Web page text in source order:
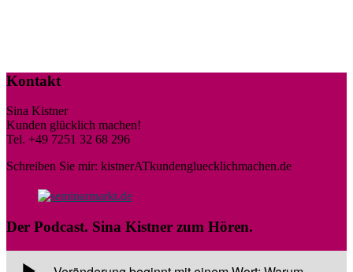
Kontakt
Sina Kistner
Kunden glücklich machen!
Tel. +49 7251 32 68 296
Schreiben Sie mir: kistnerATkundengluecklichmachen.de
Der Podcast. Sina Kistner zum Hören.